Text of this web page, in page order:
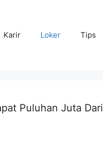
Karir Loker Tips
Puluhan Juta Dari